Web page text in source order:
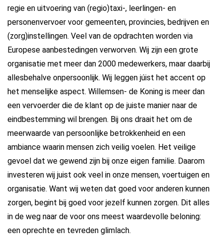
regie en uitvoering van (regio)taxi-, leerlingen- en
personenvervoer voor gemeenten, provincies, bedrijven en
(zorg)instellingen. Veel van de opdrachten worden via
Europese aanbestedingen verworven. Wij zijn een grote
organisatie met meer dan 2000 medewerkers, maar daarbij
allesbehalve onpersoonlijk. Wij leggen júist het accent op
het menselijke aspect. Willemsen- de Koning is meer dan
een vervoerder die de klant op de juiste manier naar de
eindbestemming wil brengen. Bij ons draait het om de
meerwaarde van persoonlijke betrokkenheid en een
ambiance waarin mensen zich veilig voelen. Het veilige
gevoel dat we gewend zijn bij onze eigen familie. Daarom
investeren wij juist ook veel in onze mensen, voertuigen en
organisatie. Want wij weten dat goed voor anderen kunnen
zorgen, begint bij goed voor jezelf kunnen zorgen. Dit alles
in de weg naar de voor ons meest waardevolle beloning:
een oprechte en tevreden glimlach.